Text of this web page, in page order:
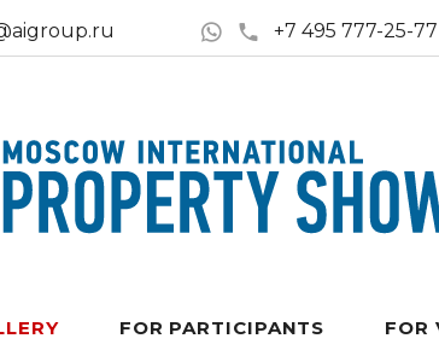
+7 495 777-25-77
FOR PARTICIPANTS FOR